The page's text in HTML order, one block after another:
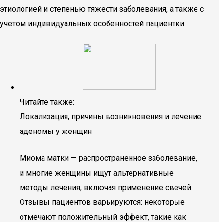
этиологией и степенью тяжести заболевания, а также с
учетом индивидуальных особенностей пациентки.
Читайте также:
Локализация, причины возникновения и лечение
аденомы у женщин
Миома матки — распространенное заболевание,
и многие женщины ищут альтернативные
методы лечения, включая применение свечей.
Отзывы пациентов варьируются: некоторые
отмечают положительный эффект, такие как